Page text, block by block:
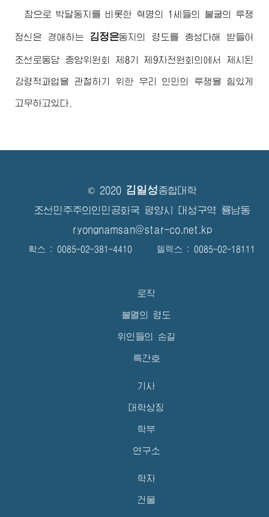
참으로 박달동지를 비롯한 혁명의 1세들의 불굴의 투쟁
정신은 경애하는 김정은동지 의 령도를 충성다해 받들어
조선로동당 중앙위원회 제8기 제9차전원회의에서 제시된
강령적과업을 관철하기 위한 우리 인민의 투쟁을 힘있게
고무하고있다.
© 2020 김일성종합대학
조선민주주의인민공화국 평양시 대성구역 룡남동
ryongnamsan@star-co.net.kp
확스 : 0085-02-381-4410 텔렉스 : 0085-02-18111
로작
불멸의 령도
위인들의 손길
특간호
기사
대학상징
학부
연구소
학자
건물